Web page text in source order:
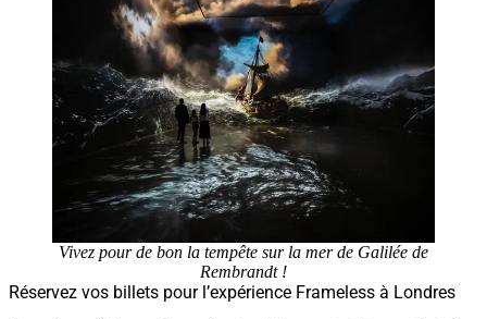
Vivez pour de bon la tempête sur la mer de Galilée de
Rembrandt !
Réservez vos billets pour l’expérience Frameless à Londres